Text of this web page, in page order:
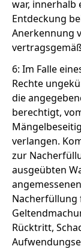
war, innerhalb
Entdeckung
Anerkennung
6: Im Falle
Rechte
die
berechtigt,
verlangen.
zur
ausgeübten
Rücktritt,